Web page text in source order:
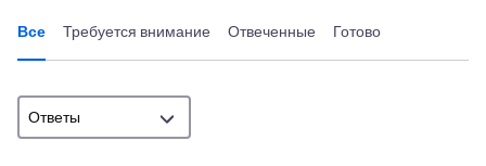
Все Требуется внимание Отвеченные Готово